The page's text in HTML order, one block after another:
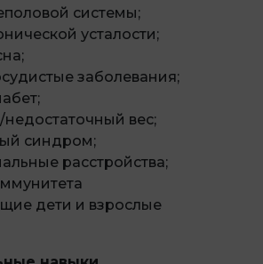
системы;
усталости;
заболевания;
вес;
синдром;
расстройства;
дети и взрослые